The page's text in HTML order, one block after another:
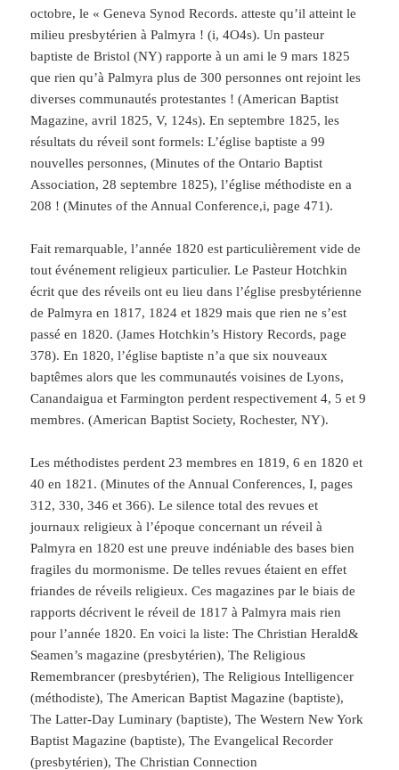
octobre, le « Geneva Synod Records. atteste qu’il atteint le
milieu presbytérien à Palmyra ! (i, 4O4s). Un pasteur
baptiste de Bristol (NY) rapporte à un ami le 9 mars 1825
que rien qu’à Palmyra plus de 300 personnes ont rejoint les
diverses communautés protestantes ! (American Baptist
Magazine, avril 1825, V, 124s). En septembre 1825, les
résultats du réveil sont formels: L’église baptiste a 99
nouvelles personnes, (Minutes of the Ontario Baptist
Association, 28 septembre 1825), l’église méthodiste en a
208 ! (Minutes of the Annual Conference,i, page 471).
Fait remarquable, l’année 1820 est particulièrement vide de
tout événement religieux particulier. Le Pasteur Hotchkin
écrit que des réveils ont eu lieu dans l’église presbytérienne
de Palmyra en 1817, 1824 et 1829 mais que rien ne s’est
passé en 1820. (James Hotchkin’s History Records, page
378). En 1820, l’église baptiste n’a que six nouveaux
baptêmes alors que les communautés voisines de Lyons,
Canandaigua et Farmington perdent respectivement 4, 5 et 9
membres. (American Baptist Society, Rochester, NY).
Les méthodistes perdent 23 membres en 1819, 6 en 1820 et
40 en 1821. (Minutes of the Annual Conferences, I, pages
312, 330, 346 et 366). Le silence total des revues et
journaux religieux à l’époque concernant un réveil à
Palmyra en 1820 est une preuve indéniable des bases bien
fragiles du mormonisme. De telles revues étaient en effet
friandes de réveils religieux. Ces magazines par le biais de
rapports décrivent le réveil de 1817 à Palmyra mais rien
pour l’année 1820. En voici la liste: The Christian Herald&
Seamen’s magazine (presbytérien), The Religious
Remembrancer (presbytérien), The Religious Intelligencer
(méthodiste), The American Baptist Magazine (baptiste),
The Latter-Day Luminary (baptiste), The Western New York
Baptist Magazine (baptiste), The Evangelical Recorder
(presbytérien), The Christian Connection